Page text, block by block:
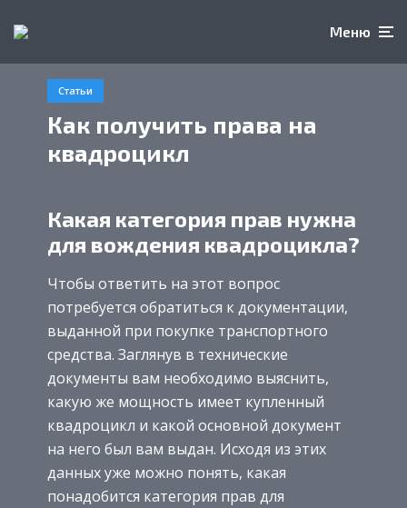
Меню
Статьи
Как получить права на
квадроцикл
Какая категория прав нужна
для вождения квадроцикла?
Чтобы ответить на этот вопрос
потребуется обратиться к документации,
выданной при покупке транспортного
средства. Заглянув в технические
документы вам необходимо выяснить,
какую же мощность имеет купленный
квадроцикл и какой основной документ
на него был вам выдан. Исходя из этих
данных уже можно понять, какая
понадобится категория прав для